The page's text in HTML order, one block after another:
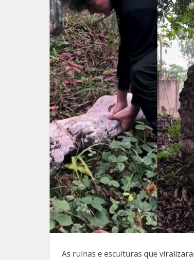
As ruínas e esculturas que